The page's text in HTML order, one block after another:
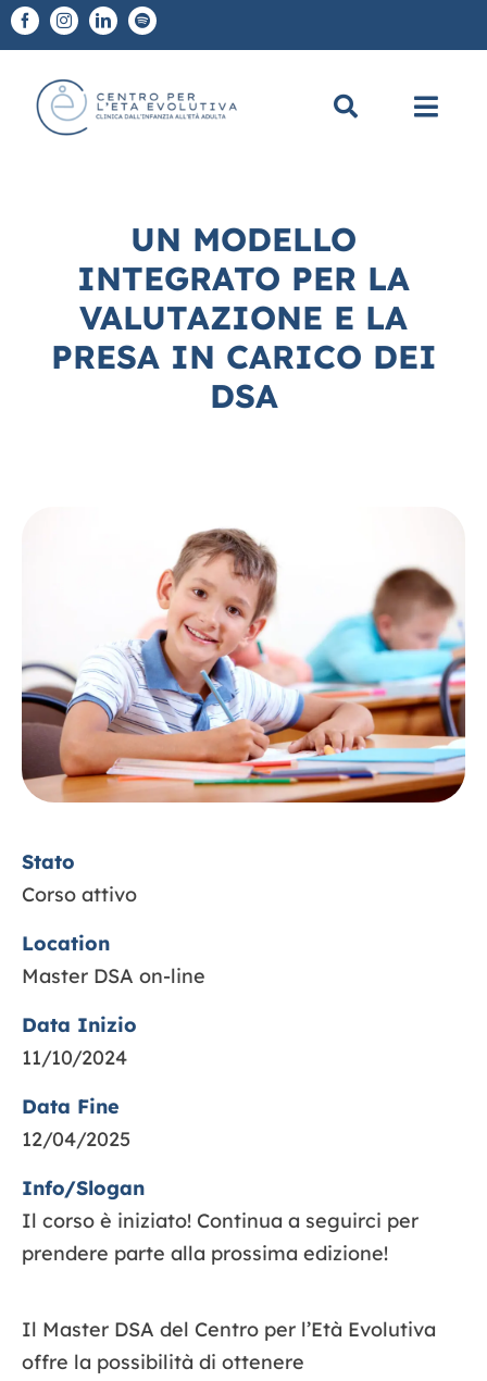
Salta
al
contenuto
A chi ci rivolgiamo
Diagnosi e Terapie
UN MODELLO
INTEGRATO PER LA
VALUTAZIONE E LA
PRESA IN CARICO DEI
DSA
Stato
Corso attivo
Location
Master DSA on-line
Data Inizio
11/10/2024
Data Fine
12/04/2025
Info/Slogan
Il corso è iniziato! Continua a seguirci per
prendere parte alla prossima edizione!
Il Master DSA del Centro per l’Età Evolutiva
offre la possibilità di ottenere